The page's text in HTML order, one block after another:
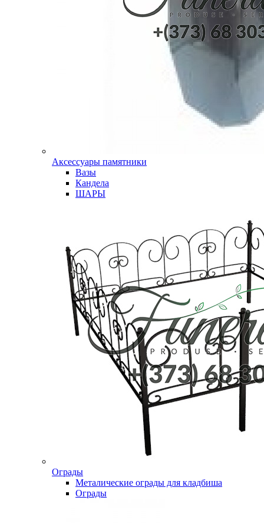
Аксессуары памятники
Вазы
Кандела
ШАРЫ
Ограды
Металические ограды для кладбиша
Ограды